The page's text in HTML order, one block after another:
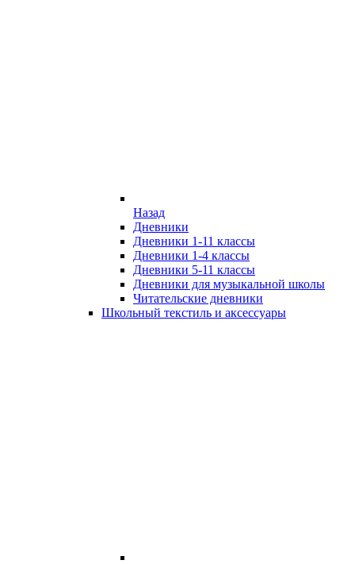
Назад
Дневники
Дневники 1-11 классы
Дневники 1-4 классы
Дневники 5-11 классы
Дневники для музыкальной школы
Читательские дневники
Школьный текстиль и аксессуары